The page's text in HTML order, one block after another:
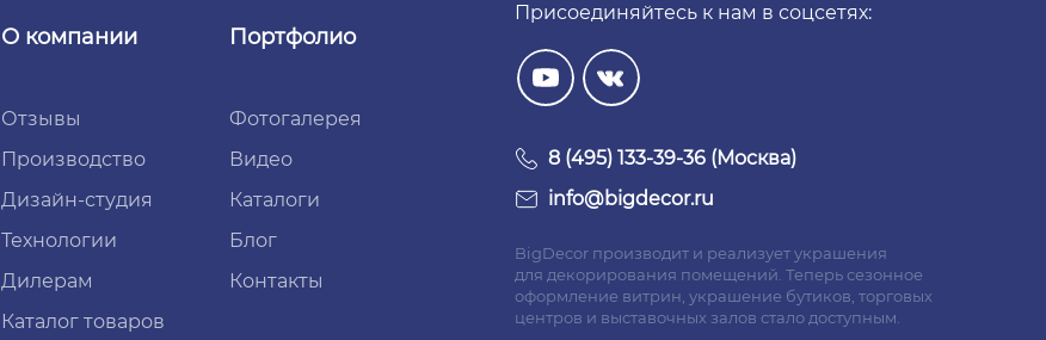
О компании
Отзывы
Производство
Дизайн-студия
Технологии
Дилерам
Каталог товаров
Портфолио
Фотогалерея
Видео
Каталоги
Блог
Контакты
Присоединяйтесь к нам в соцсетях:
8 (495) 133-39-36 (Москва)
info@bigdecor.ru
BigDecor производит и реализует украшения
для декорирования помещений. Теперь сезонное
оформление витрин, украшение бутиков, торговых
центров и выставочных залов стало доступным.